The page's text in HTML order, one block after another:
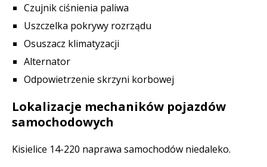
Czujnik ciśnienia paliwa
Uszczelka pokrywy rozrządu
Osuszacz klimatyzacji
Alternator
Odpowietrzenie skrzyni korbowej
Lokalizacje mechaników pojazdów
samochodowych
Kisielice 14-220 naprawa samochodów niedaleko.